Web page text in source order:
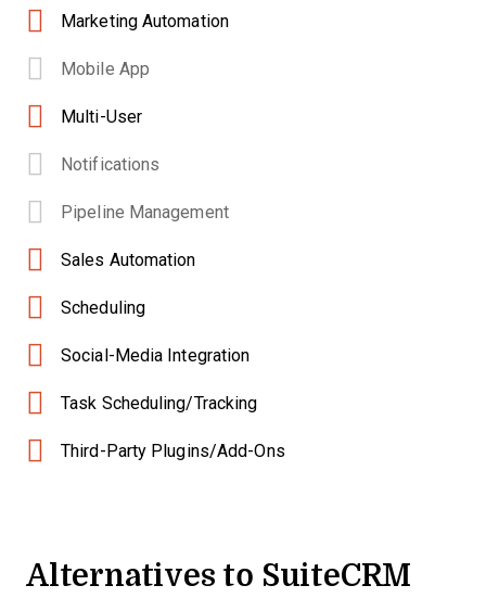
Marketing Automation
Mobile App
Multi-User
Notifications
Pipeline Management
Sales Automation
Scheduling
Social-Media Integration
Task Scheduling/Tracking
Third-Party Plugins/Add-Ons
Alternatives to SuiteCRM